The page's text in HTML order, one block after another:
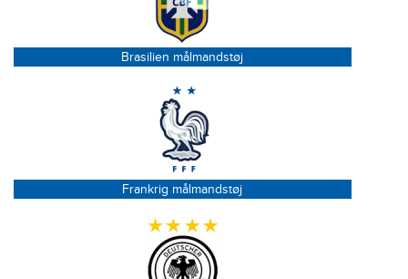
Brasilien målmandstøj
Frankrig målmandstøj